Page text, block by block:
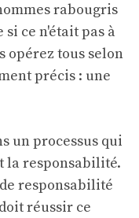
rabougris
si ce n'était pas à
opérez tous selon
précis : une
un processus qui
la responsabilité.
responsabilité
réussir ce